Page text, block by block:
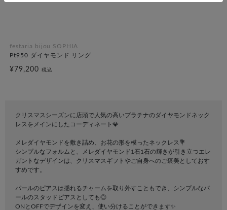
festaria bijou SOPHIA
Pt950 ダイヤモンド リング
¥79,200 税込
クリスマスシーズンに店頭で人気の高いプラチナのダイヤモンドネック
レスをメインにしたコーディネート💎
メレダイヤモンドを敷き詰め、お花の形を模ったネックレス💐
シンプルなフォルムと、メレダイヤモンド1石1石の輝きが引き立つエレ
ガントなデザインは、クリスマスギフトやご自身へのご褒美としておす
すめです。
パールのピアスは揺れるチャームを取り外すこともでき、シンプルなパ
ールのスタッドピアスとしても◎
ONとOFFでデザインを変え、使い分けることができます✨